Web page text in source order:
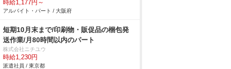
時給1,177円～
アルバイト・パート / 大阪府
短期10月末まで/印刷物・販促品の梱包発
送作業/月80時間以内のパート
株式会社ニチユウ
時給1,230円
派遣社員 / 東京都